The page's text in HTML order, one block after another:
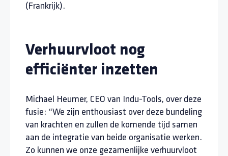
(Frankrijk).
Verhuurvloot nog
efficiënter inzetten
Michael Heumer, CEO van Indu-Tools, over deze
fusie: “We zijn enthousiast over deze bundeling
van krachten en zullen de komende tijd samen
aan de integratie van beide organisatie werken.
Zo kunnen we onze gezamenlijke verhuurvloot